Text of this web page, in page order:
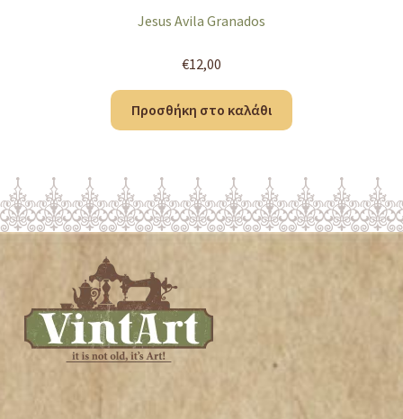
Jesus Avila Granados
€12,00
Προσθήκη στο καλάθι